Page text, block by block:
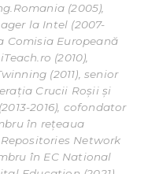
(2005),
la Intel (2007-
Comisia Europeană
(2010),
(2011), senior
Crucii Roșii și
2016), cofondator
în rețeaua
Network
în EC National